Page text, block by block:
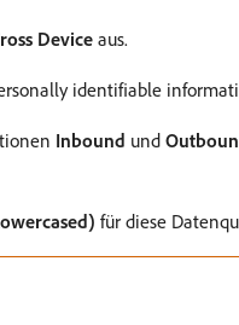
Deviceaus.
identifiable
Inbound und
für diese